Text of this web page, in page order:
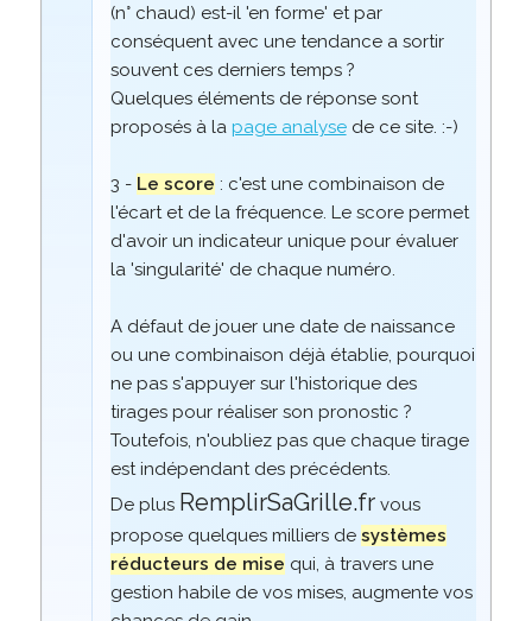
(n° chaud) est-il 'en forme' et par
conséquent avec une tendance a sortir
souvent ces derniers temps ?
Quelques éléments de réponse sont
proposés à la page analysede ce site. :-)
3 - Le score : c'est une combinaison de
l'écart et de la fréquence. Le score permet
d'avoir un indicateur unique pour évaluer
la 'singularité' de chaque numéro.
A défaut de jouer une date de naissance
ou une combinaison déjà établie, pourquoi
ne pas s'appuyer sur l'historique des
tirages pour réaliser son pronostic ?
Toutefois, n'oubliez pas que chaque tirage
est indépendant des précédents.
De plus RemplirSaGrille.frvous
propose quelques milliers de systèmes
réducteurs de mise qui, à travers une
gestion habile de vos mises, augmente vos